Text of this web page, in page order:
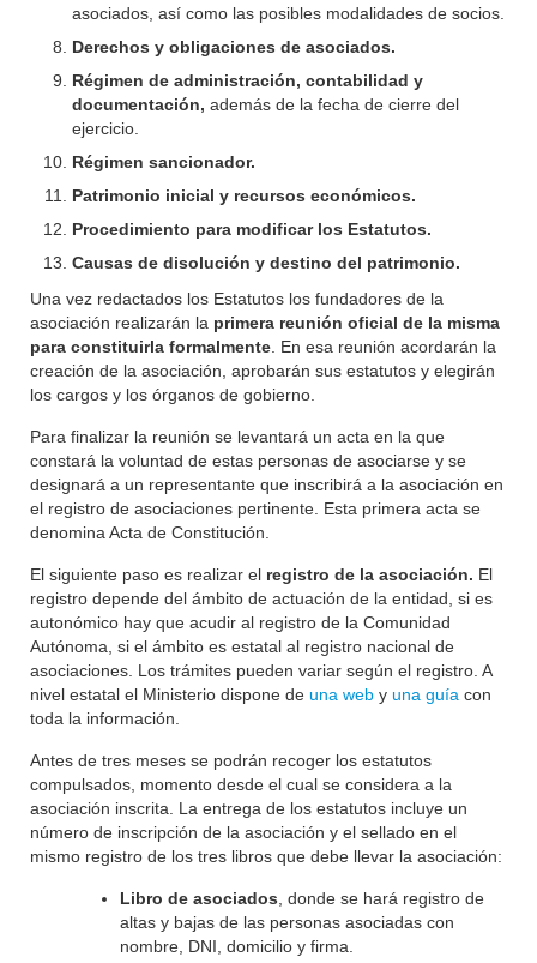
asociados, así como las posibles modalidades de socios.
Derechos y obligaciones de asociados.
Régimen de administración, contabilidad y
documentación, además de la fecha de cierre del
ejercicio.
Régimen sancionador.
Patrimonio inicial y recursos económicos.
Procedimiento para modificar los Estatutos.
Causas de disolución y destino del patrimonio.
Una vez redactados los Estatutos los fundadores de la
asociación realizarán la primera reunión oficial de la misma
para constituirla formalmente . En esa reunión acordarán la
creación de la asociación, aprobarán sus estatutos y elegirán
los cargos y los órganos de gobierno.
Para finalizar la reunión se levantará un acta en la que
constará la voluntad de estas personas de asociarse y se
designará a un representante que inscribirá a la asociación en
el registro de asociaciones pertinente. Esta primera acta se
denomina Acta de Constitución.
El siguiente paso es realizar el registro de la asociación. El
registro depende del ámbito de actuación de la entidad, si es
autonómico hay que acudir al registro de la Comunidad
Autónoma, si el ámbito es estatal al registro nacional de
asociaciones. Los trámites pueden variar según el registro. A
nivel estatal el Ministerio dispone de una web y una guía con
toda la información.
Antes de tres meses se podrán recoger los estatutos
compulsados, momento desde el cual se considera a la
asociación inscrita. La entrega de los estatutos incluye un
número de inscripción de la asociación y el sellado en el
mismo registro de los tres libros que debe llevar la asociación:
Libro de asociados , donde se hará registro de
altas y bajas de las personas asociadas con
nombre, DNI, domicilio y firma.